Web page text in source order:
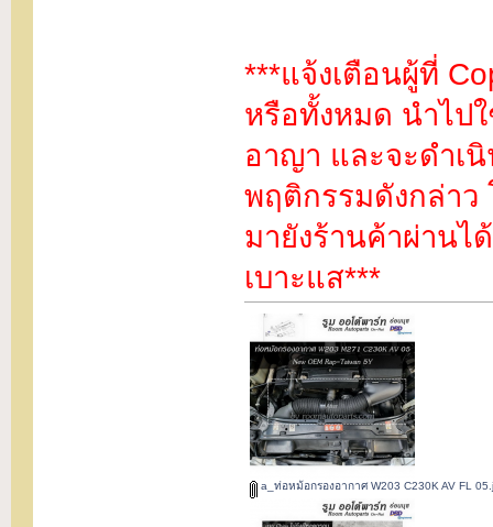
***แจ้งเตือนผู้ที่
หรือทั้งหมด นำไป
อาญา และจะดำเ
พฤติกรรมดังกล่าว
มายังร้านค้าผ่านไ
เบาะแส***
a_ท่อหม้อกรองอากาศ W203 C230K AV FL